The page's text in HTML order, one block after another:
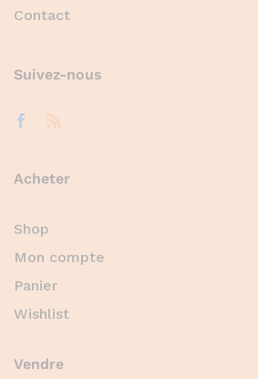
Contact
Suivez-nous
Acheter
Shop
Mon compte
Panier
Wishlist
Vendre